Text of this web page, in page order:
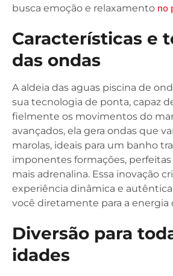
busca emoção e relaxamento no
Características e
das ondas
A aldeia das aguas piscina de
sua tecnologia de ponta, capaz
fielmente os movimentos do
avançados, ela gera ondas que
marolas, ideais para um banho
imponentes formações,
mais adrenalina. Essa inovação
experiência dinâmica e
você diretamente para a energia
Diversão para
idades